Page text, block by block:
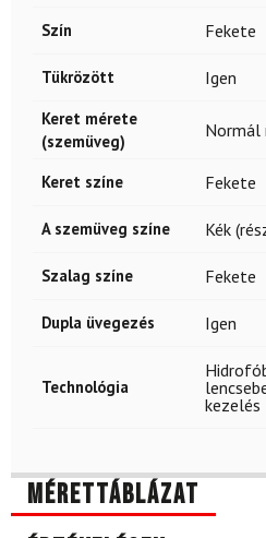
Szín Fekete
Tükrözött Igen
Keret mérete
(szemüveg)
Normál
Keret színe Fekete
A szemüveg színe Kék
Szalag színe Fekete
Dupla üvegezés Igen
Technológia
kezelés
Mérettáblázat